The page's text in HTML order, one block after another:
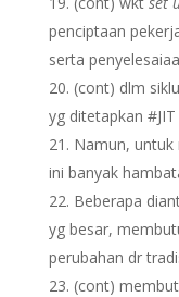
penciptaan
serta
(cont) dlm
yg ditetapkan #JIT
Namun, untuk
ini banyak
Beberapa
yg besar,
perubahan dr
(cont)